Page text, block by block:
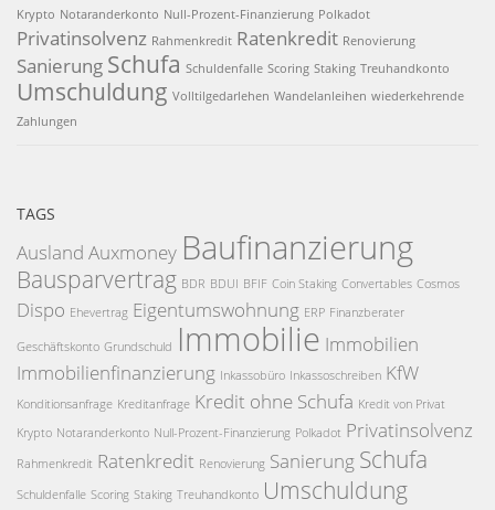
Krypto Notaranderkonto Null-Prozent-Finanzierung Polkadot
Privatinsolvenz Rahmenkredit Ratenkredit Renovierung
Sanierung Schufa Schuldenfalle Scoring Staking Treuhandkonto
Umschuldung Volltilgedarlehen Wandelanleihen wiederkehrende
Zahlungen
TAGS
Ausland Auxmoney Baufinanzierung
Bausparvertrag BDR BDUI BFIF Coin Staking Convertables Cosmos
Dispo Ehevertrag Eigentumswohnung ERP Finanzberater
Geschäftskonto Grundschuld Immobilie Immobilien
Immobilienfinanzierung Inkassobüro Inkassoschreiben KfW
Konditionsanfrage Kreditanfrage Kredit ohne Schufa Kredit von Privat
Krypto Notaranderkonto Null-Prozent-Finanzierung Polkadot Privatinsolvenz
Rahmenkredit Ratenkredit Renovierung Sanierung Schufa
Schuldenfalle Scoring Staking Treuhandkonto Umschuldung